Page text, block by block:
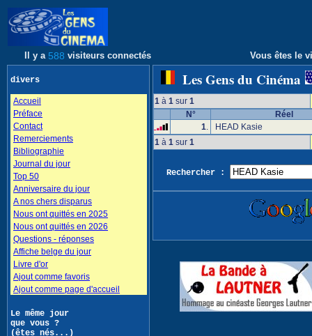
Il y a 588 visiteurs connectés Vous êtes le
divers
Accueil
Préface
Contact
Remerciements
Bibliographie
Journal du jour
Top 50
Anniversaire du jour
A nos chers disparus
Nous ont quittés en 2025
Nous ont quittés en 2026
Questions - réponses
Affiche belge du jour
Livre d'or
Ajout comme favoris
Ajout comme page d'accueil
Le même jour
que vous ?
(êtes nés...)
Les Gens du Cinéma
1 à 1 sur 1
N°
Réel
1.
HEAD Kasie
1 à 1 sur 1
Rechercher :